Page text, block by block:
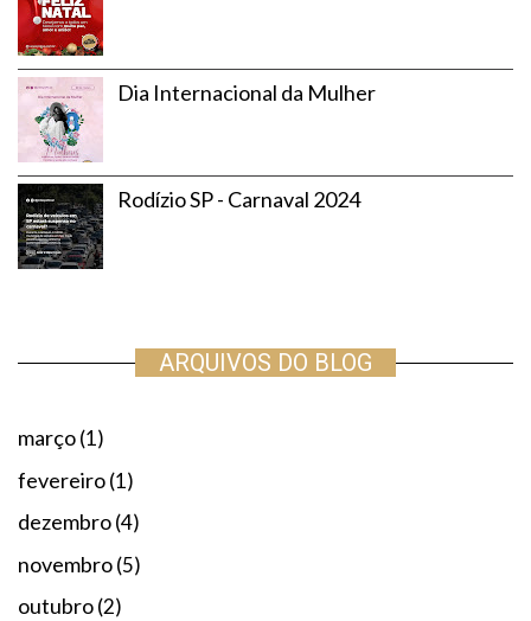
Dia Internacional da Mulher
Rodízio SP - Carnaval 2024
ARQUIVOS DO BLOG
março(1)
fevereiro(1)
dezembro(4)
novembro(5)
outubro(2)